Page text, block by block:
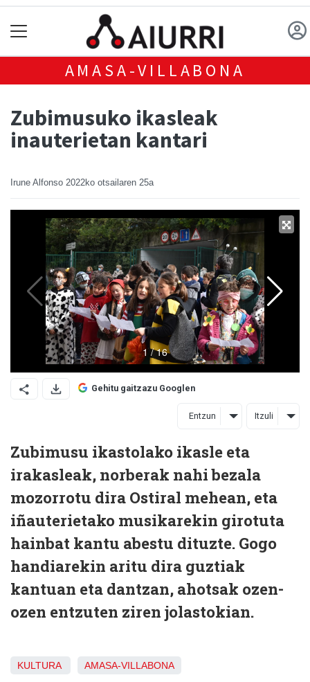
AMASA-VILLABONA
Zubimusuko ikasleak
inauterietan kantari
Irune Alfonso 2022ko otsailaren 25a
Gehitu gaitzazu Googlen
Entzun Itzuli
Zubimusu ikastolako ikasle eta
irakasleak, norberak nahi bezala
mozorrotu dira Ostiral mehean, eta
iñauterietako musikarekin girotuta
hainbat kantu abestu dituzte. Gogo
handiarekin aritu dira guztiak
kantuan eta dantzan, ahotsak ozen-
ozen entzuten ziren jolastokian.
KULTURA AMASA-VILLABONA